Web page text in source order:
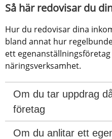
Så här redovisar du
Hur du redovisar dina
bland annat hur
ett
näringsverksamhet.
Om du tar uppdrag
företag
Om du anlitar ett